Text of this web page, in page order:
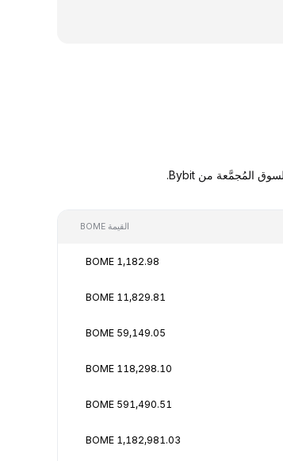
القيمة BOME
1,182.98 BOME
11,829.81 BOME
59,149.05 BOME
118,298.10 BOME
591,490.51 BOME
1,182,981.03 BOME